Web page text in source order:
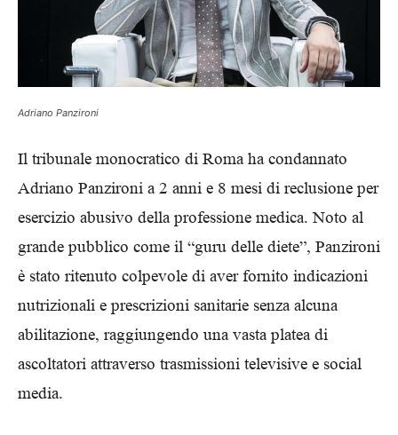
Adriano Panzironi
Il tribunale monocratico di Roma ha condannato
Adriano Panzironi a 2 anni e 8 mesi di reclusione per
esercizio abusivo della professione medica. Noto al
grande pubblico come il “guru delle diete”, Panzironi
è stato ritenuto colpevole di aver fornito indicazioni
nutrizionali e prescrizioni sanitarie senza alcuna
abilitazione, raggiungendo una vasta platea di
ascoltatori attraverso trasmissioni televisive e social
media.